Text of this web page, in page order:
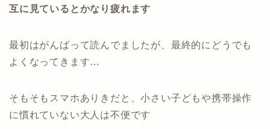
互に見ているとかなり疲れます
最初はがんばって読んでましたが、最終的にどうでも
よくなってきます…
そもそもスマホありきだと、小さい子どもや携帯操作
に慣れていない大人は不便です